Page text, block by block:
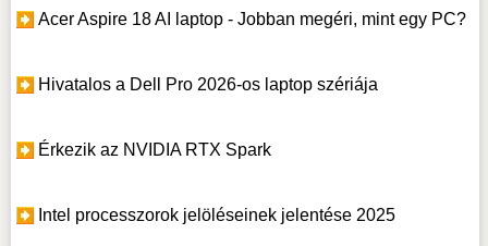
Acer Aspire 18 AI laptop - Jobban megéri, mint egy PC?
Hivatalos a Dell Pro 2026-os laptop szériája
Érkezik az NVIDIA RTX Spark
Intel processzorok jelöléseinek jelentése 2025